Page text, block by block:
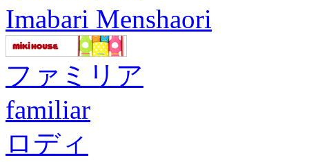
Imabari Menshaori
ファミリア
familiar
ロディ